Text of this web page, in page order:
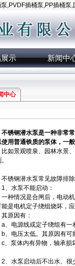
,PVDF插桶泵,PP插桶泵
示 新闻中
中心
不锈钢潜水泵是一种非常
使用普通铁质的泵体，一
比如景观喷泉、园林水景
钢潜水泵常见故障排
水泵不能启动：
情况是合闸后，电动机
能是电机定子绕组烧坏，
原因有：
电源线或定子绕组有一
电压太低。其原因有可
泵体内有异物，轴承损坏
水泵启动后不出水、很